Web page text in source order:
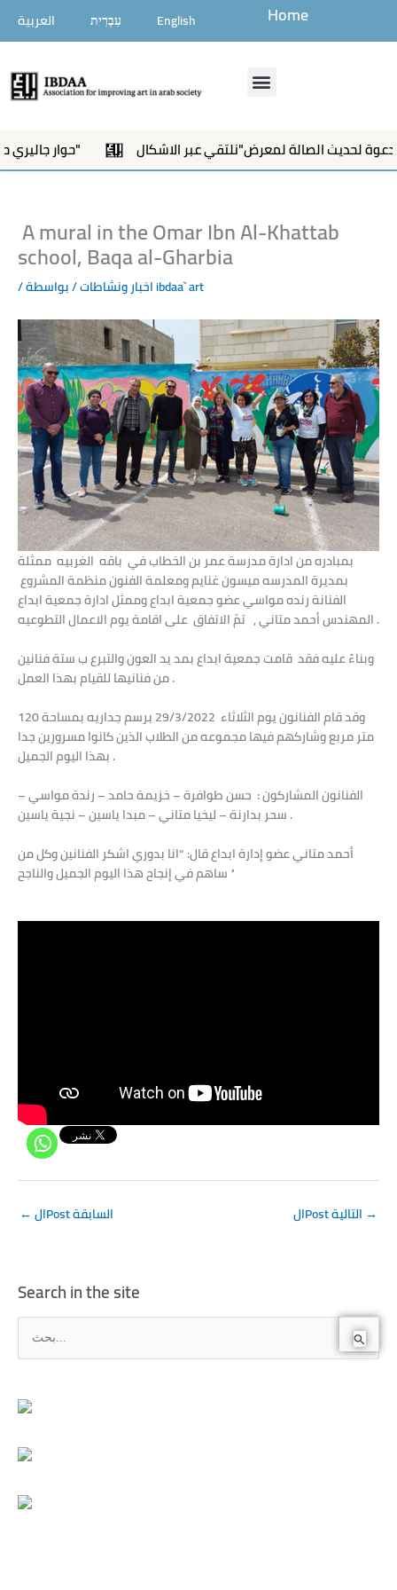
المحتوى
العربية עִבְרִית English Home
Menu
حوار جاليري حول معرض "نلتقي عبر الاشكال" دعوة لحديث الصالة لمعرض"نلتقي عبر الاشكال"
A mural in the Omar Ibn Al-Khattab
school, Baqa al-Gharbia
/ اخبار ونشاطاتibdaa` art
بمبادره من ادارة مدرسة عمر بن الخطاب في باقه الغربيه ممثلة
بمديرة المدرسه ميسون غنايم ومعلمة الفنون منظمة المشروع
الفنانة رنده مواسي عضو جمعية ابداع وممثل ادارة جمعية ابداع
المهندس أحمد متاني , تمّ الاتفاق على اقامة يوم الاعمال التطوعيه .
وبناءً عليه فقد قامت جمعية ابداع بمد يد العون والتبرع ب ستة فنانين
من فنانيها للقيام بهذا العمل .
وقد قام الفنانون يوم الثلاثاء 29/3/2022 برسم جداريه بمساحة 120
متر مربع وشاركهم فيها مجموعه من الطلاب الذين كانوا مسرورين جدا
بهذا اليوم الجميل .
الفنانون المشاركون : حسن طوافرة – خزيمة حامد – رندة مواسي –
سحر بدارنة – ليخيا متاني – مبدا ياسين – نجية ياسين .
أحمد متاني عضو إدارة ابداع قال: “انا بدوري اشكر الفنانين وكل من
ساهم في إنجاح هذا اليوم الجميل والناجح ”
← الPost السابقة →
Search in the site
ح
ع
: